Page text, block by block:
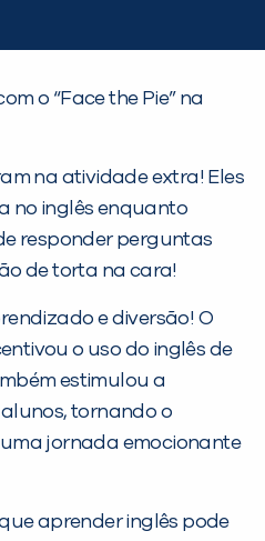
o “Face the Pie” na
na atividade extra! Eles
no inglês enquanto
responder perguntas
de torta na cara!
e diversão! O
o uso do inglês de
estimulou a
tornando o
jornada emocionante
aprender inglês pode
DE MÉTODO